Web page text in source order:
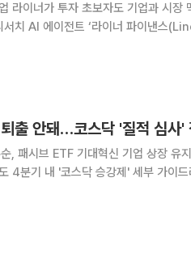
라이너가 투자 초보자도 기업과 시장
서치 AI 에이전트 ‘라이너 파이낸스
별 기업에 미칠 영향을 가
, 패시브 ETF 기대혁신 기업 상장 유지
4분기 내 '코스닥 승강제' 세부 가이
증권사들이 관련 리포트를